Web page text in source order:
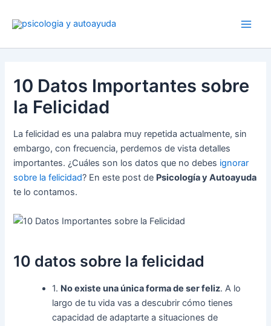
10 Datos Importantes sobre
la Felicidad
La felicidad es una palabra muy repetida actualmente, sin
embargo, con frecuencia, perdemos de vista detalles
importantes. ¿Cuáles son los datos que no debes ignorar
sobre la felicidad? En este post de Psicología y Autoayuda
te lo contamos.
10 datos sobre la felicidad
1. No existe una única forma de ser feliz. A lo
largo de tu vida vas a descubrir cómo tienes
capacidad de adaptarte a situaciones de